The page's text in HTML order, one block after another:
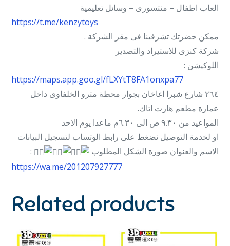
العاب اطفال – منتسورى – وسائل تعليمية
https://t.me/kenzytoys
ممكن حضرتك تشرفينا فى مقر الشركة .
شركة كنزى للاستيراد والتصدير
اللوكيشن :
https://maps.app.goo.gl/fLXYtT8FA1onxpa77
٢٦٤ شارع شبرا اغاخان بجوار محطة مترو الخلفاوى داخل
عمارة مطعم هارت اتاك.
المواعيد من ٩.٣٠ ص الى ٦.٣٠م ماعدا يوم الاحد
او لخدمة التوصيل نضغط على رابط الوتساب لتسجيل البيانات
الاسم والعنوان صورة الشكل المطلوب
:
https://wa.me/201207927777
Related products